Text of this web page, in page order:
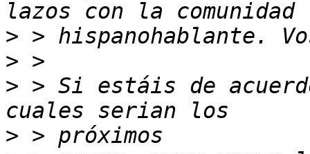
>
>
> > Si estáis de
>